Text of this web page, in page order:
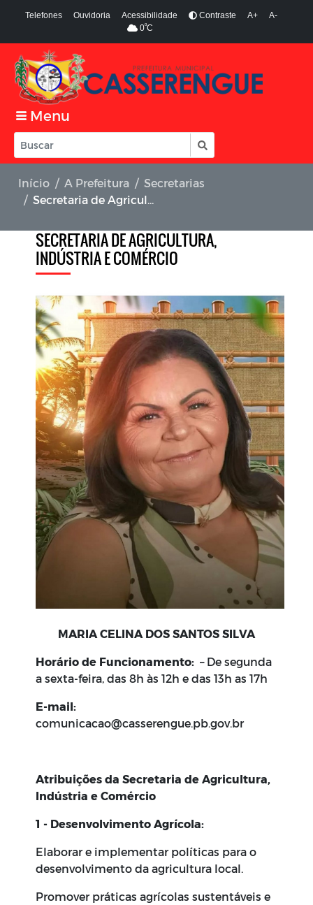
Telefones Ouvidoria Acessibilidade Contraste A+
A-
0ºC
Menu
Início A Prefeitura
Secretarias
Secretaria de Agricultura, Indústria e Comércio
SECRETARIA DE AGRICULTURA,
INDÚSTRIA E COMÉRCIO
MARIA CELINA DOS SANTOS SILVA
Horário de Funcionamento: – De segunda
a sexta-feira, das 8h às 12h e das 13h as 17h
E-mail:
comunicacao@casserengue.pb.gov.br
Atribuições da Secretaria de Agricultura,
Indústria e Comércio
1 - Desenvolvimento Agrícola:
Elaborar e implementar políticas para o
desenvolvimento da agricultura local.
Promover práticas agrícolas sustentáveis e